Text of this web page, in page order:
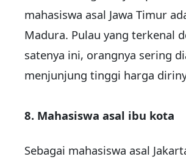
mahasiswa asal Jawa Timur
Madura. Pulau yang terkenal
satenya ini, orangnya sering
menjunjung tinggi harga
8. Mahasiswa asal ibu kota
Sebagai mahasiswa asal